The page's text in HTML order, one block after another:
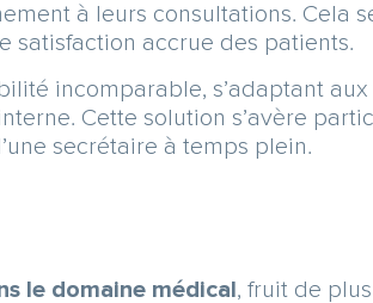
à leurs consultations. Cela
satisfaction accrue des patients.
incomparable, s’adaptant
Cette solution s’avère
secrétaire à temps plein.
le domaine médical, fruit de